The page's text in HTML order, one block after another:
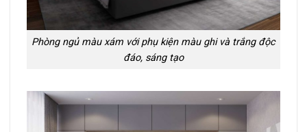
Phòng ngủ màu xám với phụ kiện màu ghi và trắng độc
đáo, sáng tạo